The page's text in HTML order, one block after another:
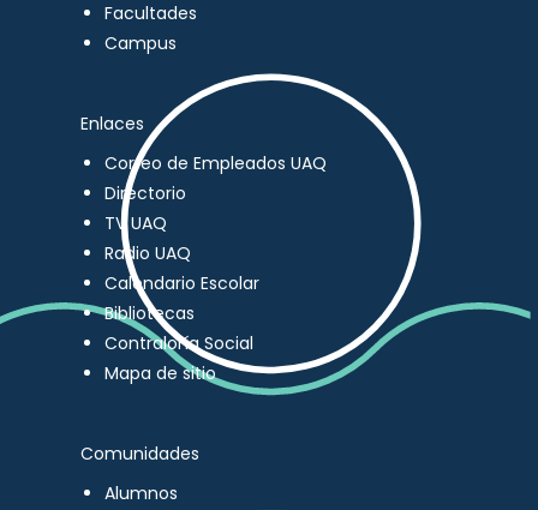
Facultades
Campus
Enlaces
Correo de Empleados UAQ
Directorio
TV UAQ
Radio UAQ
Calendario Escolar
Bibliotecas
Contraloría Social
Mapa de sitio
Comunidades
Alumnos